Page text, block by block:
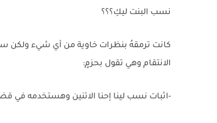
نسب البنت ليكِ؟؟؟
كانت ترمقهُ بنظرات خاوية من أي شيء ولكن
الانتقام وهي تقول بحزمٍ:
-اثبات نسب لينا إحنا الاتنين وهستخدمه في